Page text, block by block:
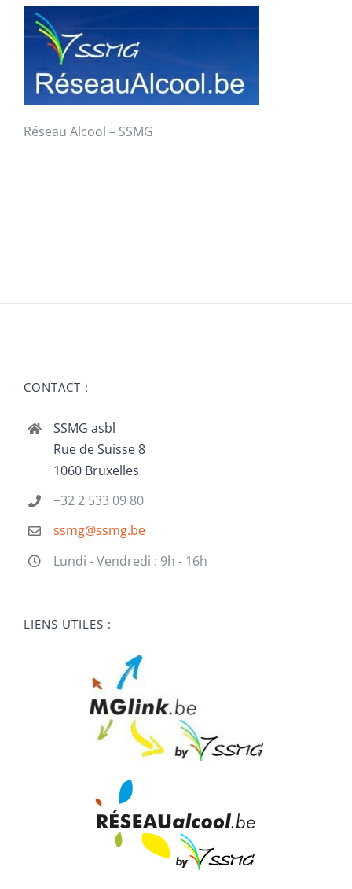
Réseau Alcool – SSMG
CONTACT :
SSMG asbl
Rue de Suisse 8
1060 Bruxelles
+32 2 533 09 80
ssmg@ssmg.be
Lundi - Vendredi : 9h - 16h
LIENS UTILES :